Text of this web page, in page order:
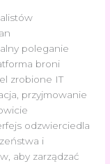
poleganie
broni
zrobione IT
przyjmowanie
odzwierciedla
i
aby zarządzać